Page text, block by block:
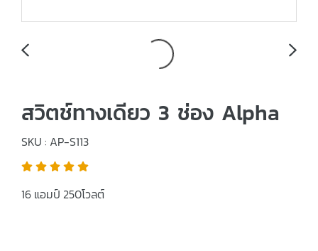
สวิตช์ทางเดียว 3 ช่อง Alpha
SKU : AP-S113
16 แอมป์ 250โวลต์